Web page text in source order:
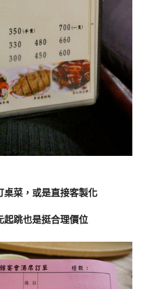
桌菜，或是直接客製化
起跳也是挺合理價位